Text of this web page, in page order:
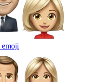
emoji